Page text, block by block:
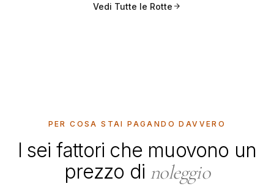
Vedi Tutte le Rotte
PER COSA STAI PAGANDO DAVVERO
I sei fattori che muovono un
prezzo di noleggio